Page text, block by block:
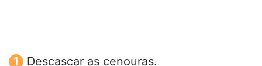
Descascar as cenouras.